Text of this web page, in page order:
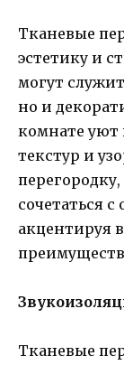
Тканевые
эстетику и
могут
но и
комнате уют
текстур и
сочетаться
акцентируя
Тканевые